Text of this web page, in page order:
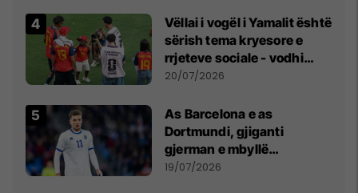
Vëllai i vogël i Yamalit është
sërish tema kryesore e
rrjeteve sociale - vodhi
vëmendjen pas finales së
20/07/2026
As Barcelona e as
Dortmundi, gjiganti
gjerman e mbyllë
marrëveshjen për Fisnik
19/07/2026